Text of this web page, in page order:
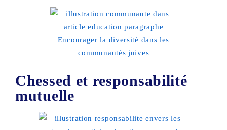
Chessed et responsabilité
mutuelle